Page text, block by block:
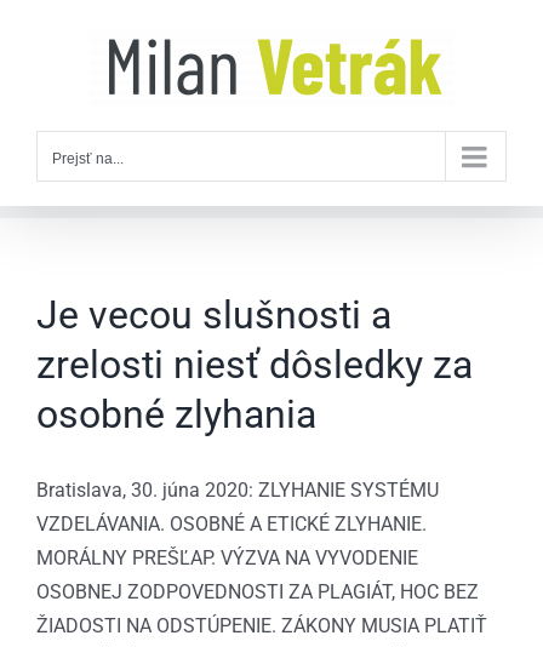
Prejsť na...
Je vecou slušnosti a
zrelosti niesť dôsledky za
osobné zlyhania
Bratislava, 30. júna 2020: ZLYHANIE SYSTÉMU
VZDELÁVANIA. OSOBNÉ A ETICKÉ ZLYHANIE.
MORÁLNY PREŠĽAP. VÝZVA NA VYVODENIE
OSOBNEJ ZODPOVEDNOSTI ZA PLAGIÁT, HOC BEZ
ŽIADOSTI NA ODSTÚPENIE. ZÁKONY MUSIA PLATIŤ